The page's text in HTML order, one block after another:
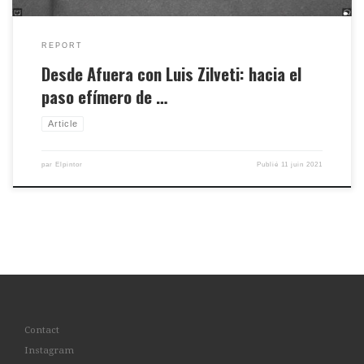
REPORT
Desde Afuera con Luis Zilveti: hacia el
paso efímero de …
Article
par Elpintor Publié 11 juin 2021
Contact
Instagram